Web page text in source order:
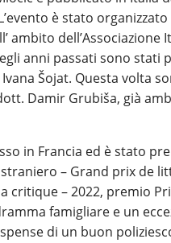
è stato
ambito dell’Associazione
anni passati sono stati
Šojat. Questa volta
Damir Grubiša, già
in Francia ed è stato
– Grand prix de
– 2022, premio
famigliare e un
di un buon